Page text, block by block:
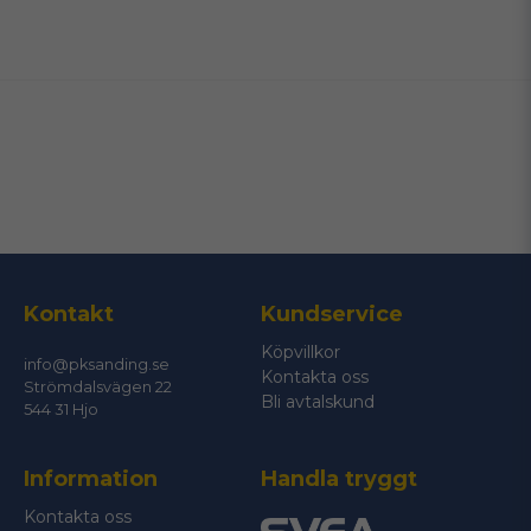
Ja, ni får publicera min fråga
Skicka fråga
Kontakt
info@pksanding.se
Strömdalsvägen 22
544 31 Hjo
Kundservice
Köpvillkor
Kontakta oss
Bli avtalskund
Information
Kontakta oss
Handla tryggt